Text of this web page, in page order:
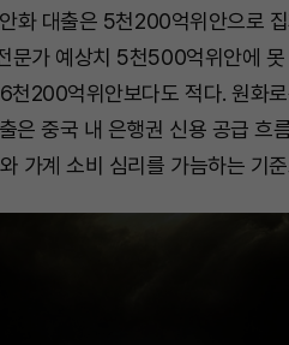
화 대출은 5천200억위안으로
문가 예상치 5천500억위안에 못
천200억위안보다도 적다. 원화
은 중국 내 은행권 신용 공급 흐
가계 소비 심리를 가늠하는 기